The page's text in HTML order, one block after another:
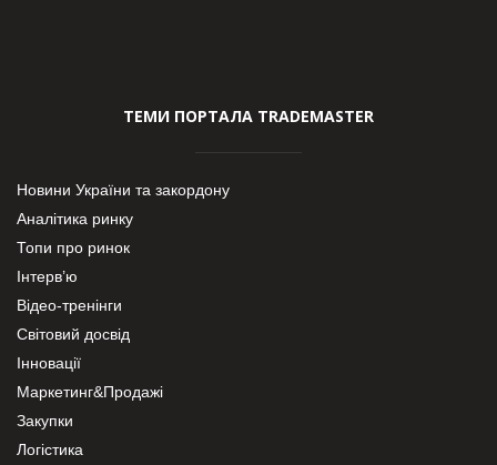
ТЕМИ ПОРТАЛА TRADEMASTER
Новини України та закордону
Аналітика ринку
Топи про ринок
Інтерв’ю
Відео-тренінги
Світовий досвід
Інновації
Маркетинг&Продажі
Закупки
Логістика